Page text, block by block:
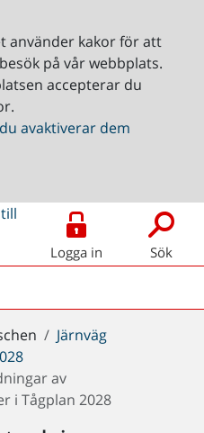
använder kakor för att
på vår webbplats.
accepterar du
avaktiverar dem
Logga in Sök
Järnväg
av
i Tågplan 2028